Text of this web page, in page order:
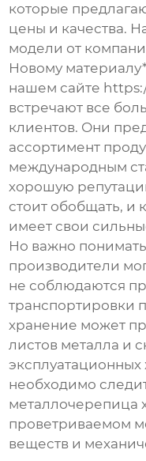
которые
цены и качества.
модели от
Новому
нашем сайте
встречают все
клиентов. Они
ассортимент
международным
хорошую
стоит обобщать, и
имеет свои
Но важно
производители
не соблюдаются
транспортировки
хранение может
листов металла и
эксплуатационных
необходимо
металлочерепица
проветриваемом
веществ и